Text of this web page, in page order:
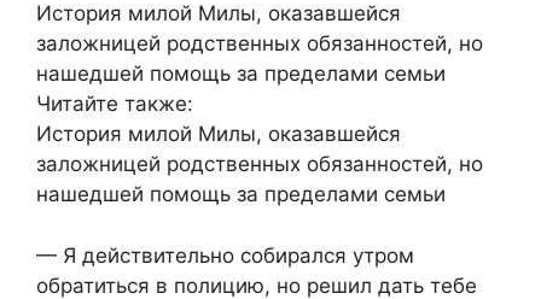
История милой Милы, оказавшейся
заложницей родственных обязанностей, но
нашедшей помощь за пределами семьи
Читайте также:
История милой Милы, оказавшейся
заложницей родственных обязанностей, но
нашедшей помощь за пределами семьи
— Я действительно собирался утром
обратиться в полицию, но решил дать тебе